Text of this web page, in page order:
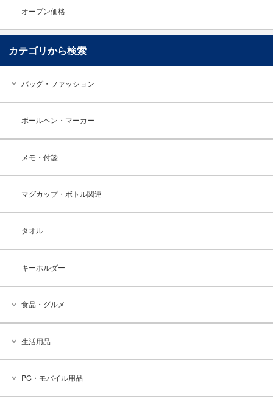
オープン価格
カテゴリから検索
バッグ・ファッション
ボールペン・マーカー
メモ・付箋
マグカップ・ボトル関連
タオル
キーホルダー
食品・グルメ
生活用品
PC・モバイル用品